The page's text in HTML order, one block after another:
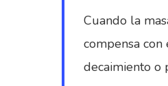
Cuando la
compensa
decaimiento o